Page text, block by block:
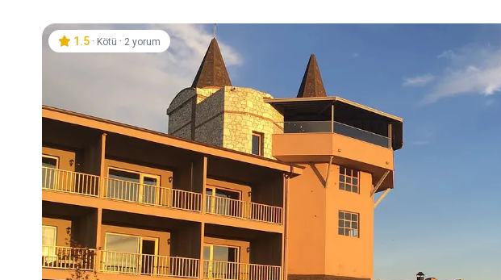
1.5 · Kötü · 2 yorum